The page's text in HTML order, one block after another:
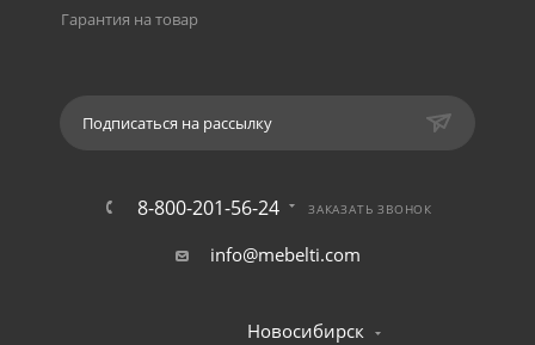
Гарантия на товар
Подписаться на рассылку
8-800-201-56-24 ЗАКАЗАТЬ ЗВОНОК
info@mebelti.com
Новосибирск